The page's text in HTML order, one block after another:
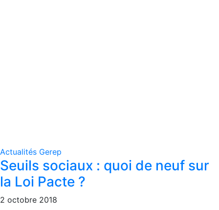
Actualités Gerep
Seuils sociaux : quoi de neuf sur
la Loi Pacte ?
2 octobre 2018